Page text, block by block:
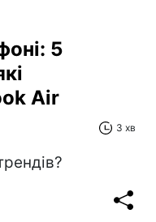
5
Air
3 хв